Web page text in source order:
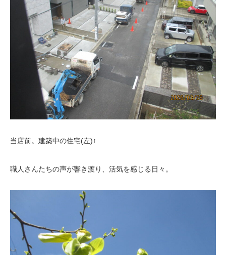
当店前。建築中の住宅(左)↑
職人さんたちの声が響き渡り、活気を感じる日々。